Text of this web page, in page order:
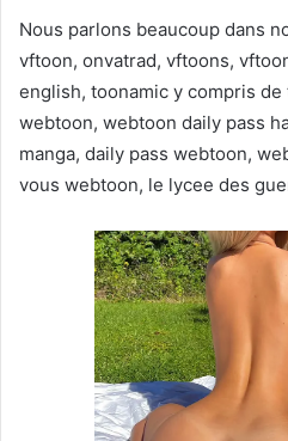
Nous parlons beaucoup dans
vftoon, onvatrad, vftoons,
english, toonamic y compris
webtoon, webtoon daily pass
manga, daily pass webtoon,
vous webtoon, le lycee des